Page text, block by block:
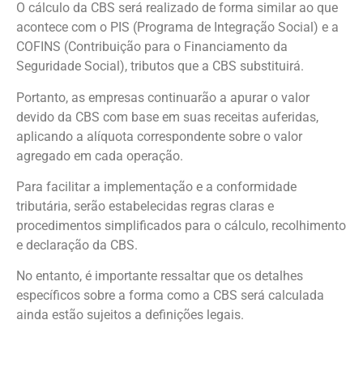
O cálculo da CBS será realizado de forma similar ao que
acontece com o PIS (Programa de Integração Social) e a
COFINS (Contribuição para o Financiamento da
Seguridade Social), tributos que a CBS substituirá.
Portanto, as empresas continuarão a apurar o valor
devido da CBS com base em suas receitas auferidas,
aplicando a alíquota correspondente sobre o valor
agregado em cada operação.
Para facilitar a implementação e a conformidade
tributária, serão estabelecidas regras claras e
procedimentos simplificados para o cálculo, recolhimento
e declaração da CBS.
No entanto, é importante ressaltar que os detalhes
específicos sobre a forma como a CBS será calculada
ainda estão sujeitos a definições legais.